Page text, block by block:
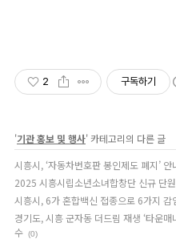
2 구독하기
'기관 홍보 및 행사' 카테고리의 다른 글
시흥시, ‘자동차번호판 봉인제도 폐지’ 안
2025 시흥시립소년소녀합창단 신규 단
시흥시, 6가 혼합백신 접종으로 6가지 감
경기도, 시흥 군자동 더드림 재생 ‘타운
수 (0)